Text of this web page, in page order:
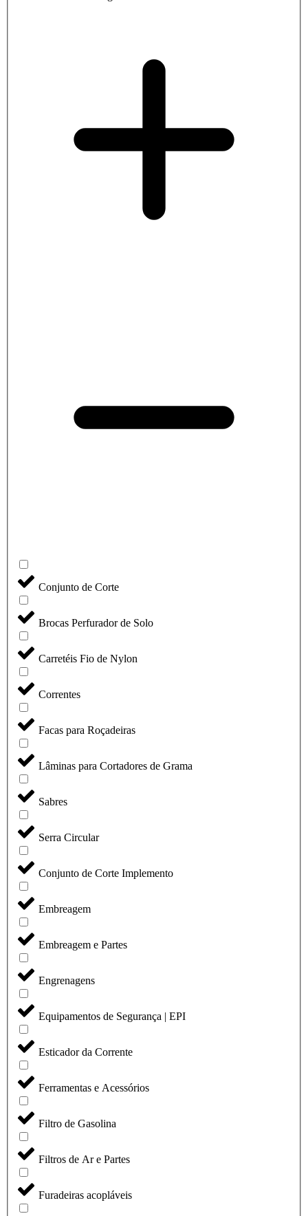
Conjunto de Corte
Brocas Perfurador de Solo
Carretéis Fio de Nylon
Correntes
Facas para Roçadeiras
Lâminas para Cortadores de Grama
Sabres
Serra Circular
Conjunto de Corte Implemento
Embreagem
Embreagem e Partes
Engrenagens
Equipamentos de Segurança | EPI
Esticador da Corrente
Ferramentas e Acessórios
Filtro de Gasolina
Filtros de Ar e Partes
Furadeiras acopláveis